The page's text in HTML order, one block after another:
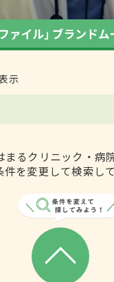
示
まるクリニック・病
を変更して検索し